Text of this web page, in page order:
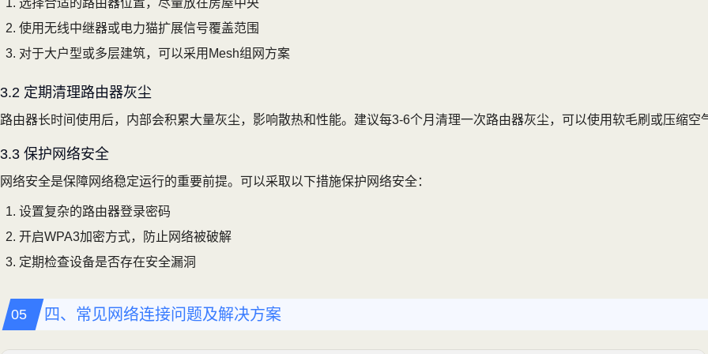
使用无线中继器或电力猫扩展信号覆盖范围
对于大户型或多层建筑，可以采用Mesh组网方案
3.2 定期清理路由器灰尘
路由器长时间使用后，内部会积累大量灰尘，影响散热和性能。建议每3-6个月清理一次路由器灰尘，可以使用软毛刷或压缩空
3.3 保护网络安全
网络安全是保障网络稳定运行的重要前提。可以采取以下措施保护网络安全：
设置复杂的路由器登录密码
开启WPA3加密方式，防止网络被破解
定期检查设备是否存在安全漏洞
四、常见网络连接问题及解决方案